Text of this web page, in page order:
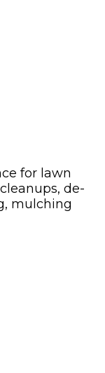
for lawn
de-
mulching